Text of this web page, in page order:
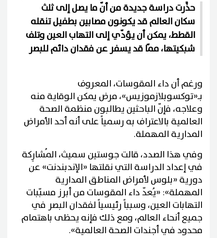
حذَّرت دراسة جديدة من أنّ ما يصل إلى ثلث
سكان العالم قد يكونون مصابين بطفيل تنقله
القطط، يمكن أن يؤدّي إلى التهاب العين وتلف
شبكيتها، ممّا قد يسفر عن فقدان دائم للبصر
ورغم أن داء المقوسات، المعروف
بـ«توكسوبلازموزيس»، مرض يمكن الوقاية منه
وعلاجه، فإنّ الباحثين يطالبون منظمة الصحة
العالمية بالاعتراف به رسمياً على أنه أحد الأمراض
المدارية المهملة.
وفي هذا الصدد، قالت جوستين سميث، المُشارِكة
في إعداد الدراسة التي نقلتها «الإندبندنت» عن
دورية «بلوس لأمراض المناطق المدارية
المهملة»: «يُعدّ داء المقوسات من أبرز مسبّبات
التهابات العين، وسبباً رئيسياً لفقدان البصر في
جميع أنحاء العالم، ومع ذلك فإنه يحظى باهتمام
محدود في أجندات الصحة العالمية».